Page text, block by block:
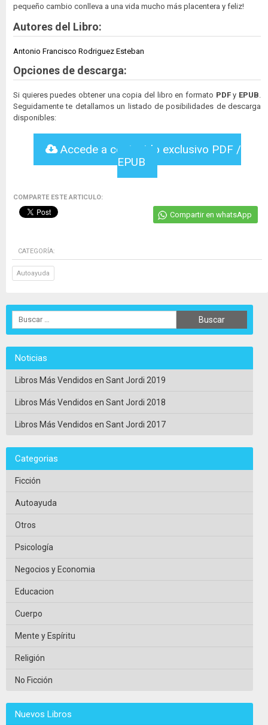
pequeño cambio conlleva a una vida mucho más placentera y feliz!
Autores del Libro:
Antonio Francisco Rodriguez Esteban
Opciones de descarga:
Si quieres puedes obtener una copia del libro en formato PDFy EPUB
Seguidamente te detallamos un listado de posibilidades de descarga
disponibles:
Accede a contenido exclusivo PDF /
EPUB
COMPARTE ESTE ARTICULO:
Compartir en whatsApp
CATEGORÍA:
Autoayuda
Noticias
Libros Más Vendidos en Sant Jordi 2019
Libros Más Vendidos en Sant Jordi 2018
Libros Más Vendidos en Sant Jordi 2017
Categorias
Ficción
Autoayuda
Otros
Psicología
Negocios y Economia
Educacion
Cuerpo
Mente y Espíritu
Religión
No Ficción
Nuevos Libros